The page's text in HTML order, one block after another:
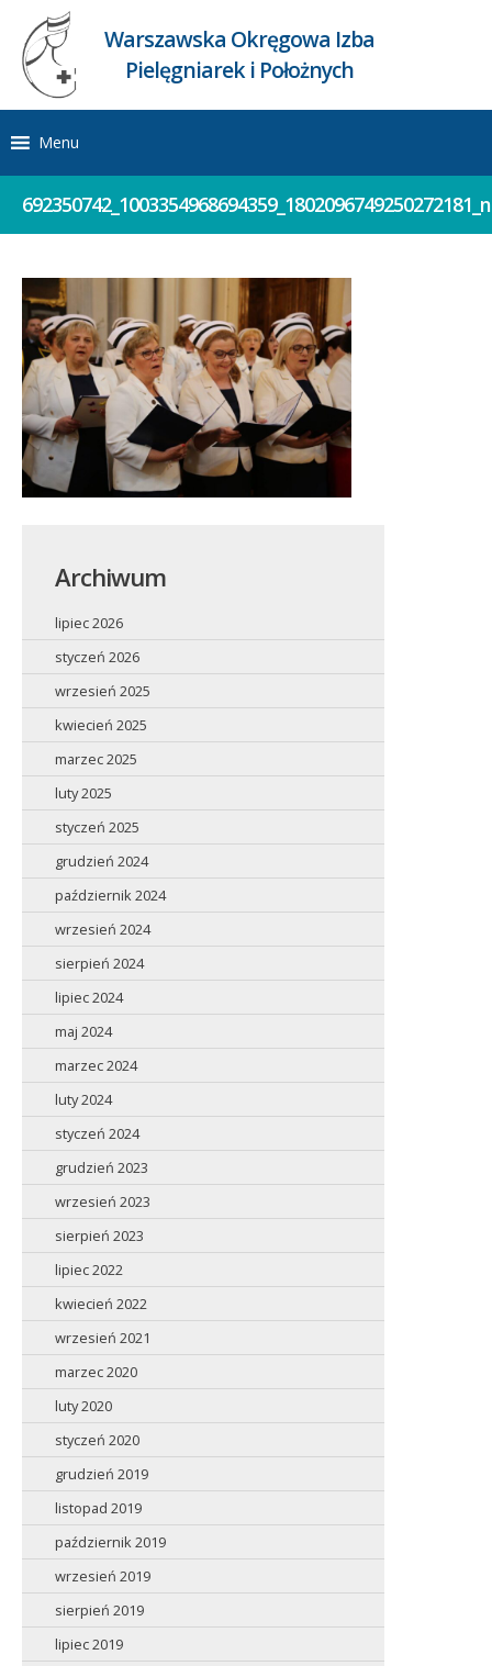
Warszawska Okręgowa Izba
Pielęgniarek i Położnych
Menu
692350742_1003354968694359_1802096749250272181_n
Archiwum
lipiec 2026
styczeń 2026
wrzesień 2025
kwiecień 2025
marzec 2025
luty 2025
styczeń 2025
grudzień 2024
październik 2024
wrzesień 2024
sierpień 2024
lipiec 2024
maj 2024
marzec 2024
luty 2024
styczeń 2024
grudzień 2023
wrzesień 2023
sierpień 2023
lipiec 2022
kwiecień 2022
wrzesień 2021
marzec 2020
luty 2020
styczeń 2020
grudzień 2019
listopad 2019
październik 2019
wrzesień 2019
sierpień 2019
lipiec 2019